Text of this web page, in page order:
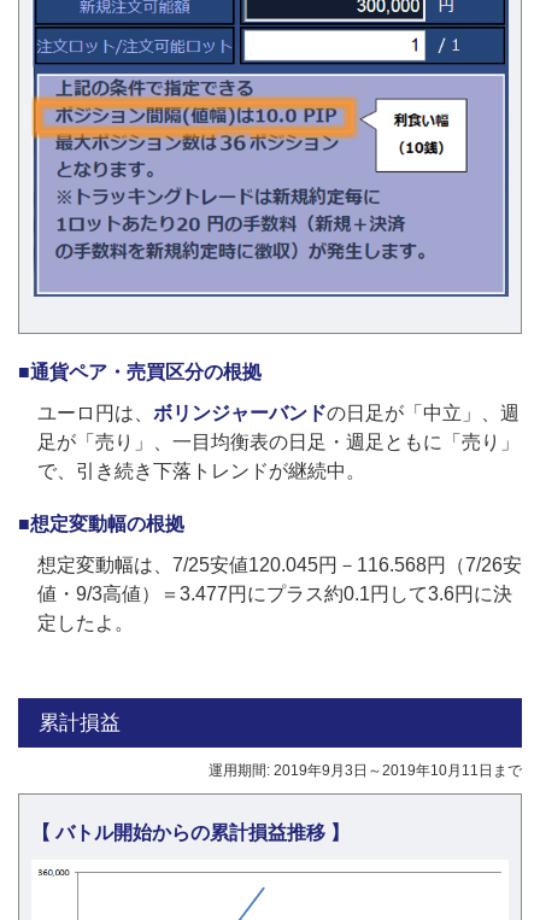
■通貨ペア・売買区分の根拠
ユーロ円は、 ボリンジャーバンドの日足が「中立」、週
足が「売り」、一目均衡表の日足・週足ともに「売り」
で、引き続き下落トレンドが継続中。
■想定変動幅の根拠
想定変動幅は、7/25安値120.045円－116.568円（7/26安
値・9/3高値）＝3.477円にプラス約0.1円して3.6円に決
定したよ。
累計損益
運用期間: 2019年9月3日～2019年10月11日まで
【 バトル開始からの累計損益推移 】